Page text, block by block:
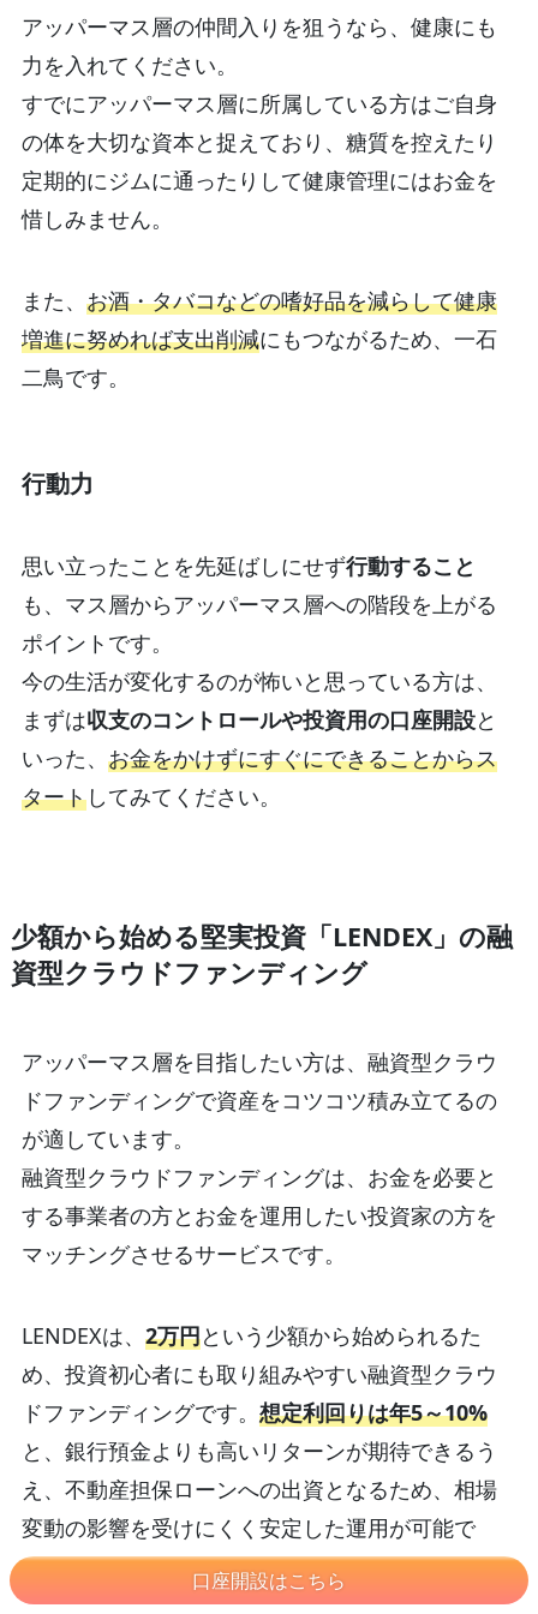
口座開設はこちら
アッパーマス層の仲間入りを狙うなら、健康にも
力を入れてください。
すでにアッパーマス層に所属している方はご自身
の体を大切な資本と捉えており、糖質を控えたり
定期的にジムに通ったりして健康管理にはお金を
惜しみません。
また、 お酒・タバコなどの嗜好品を減らして健康
増進に努めれば支出削減にもつながるため、一石
二鳥です。
行動力
思い立ったことを先延ばしにせず行動すること
も、マス層からアッパーマス層への階段を上がる
ポイントです。
今の生活が変化するのが怖いと思っている方は、
まずは収支のコントロールや投資用の口座開設と
いった、 お金をかけずにすぐにできることからス
タートしてみてください。
少額から始める堅実投資「LENDEX」の融
資型クラウドファンディング
アッパーマス層を目指したい方は、融資型クラウ
ドファンディングで資産をコツコツ積み立てるの
が適しています。
融資型クラウドファンディングは、お金を必要と
する事業者の方とお金を運用したい投資家の方を
マッチングさせるサービスです。
LENDEXは、 2万円という少額から始められるた
め、投資初心者にも取り組みやすい融資型クラウ
ドファンディングです。 想定利回りは年5～10%
と、銀行預金よりも高いリターンが期待できるう
え、不動産担保ローンへの出資となるため、相場
変動の影響を受けにくく安定した運用が可能で
す。